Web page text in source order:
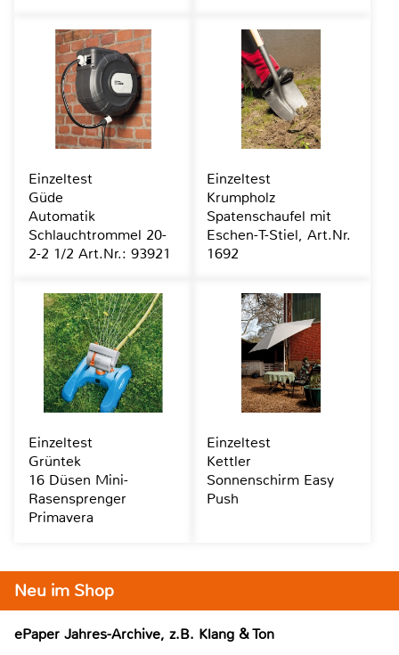
Neu im Shop
ePaper Jahres-Archive, z.B. Klang & Ton
Einzeltest
Güde
Automatik
Schlauchtrommel 20-
2-2 1/2 Art.Nr.: 93921
Einzeltest
Krumpholz
Spatenschaufel mit
Eschen-T-Stiel, Art.Nr.
1692
Einzeltest
Grüntek
16 Düsen Mini-
Rasensprenger
Primavera
Einzeltest
Kettler
Sonnenschirm Easy
Push